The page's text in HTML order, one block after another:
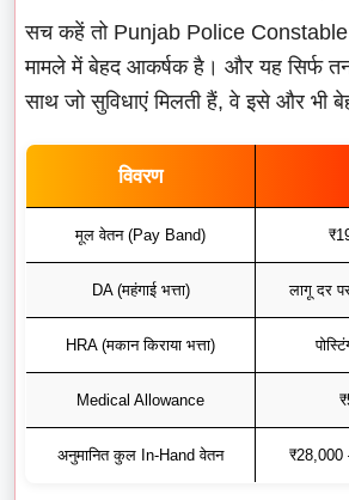
सच कहें तो Punjab Police Constable
मामले में बेहद आकर्षक है। और यह सिर्फ
साथ जो सुविधाएं मिलती हैं, वे इसे और भी
विवरण
मूल वेतन (Pay Band)
DA (महंगाई भत्ता) लागू दर
HRA (मकान किराया भत्ता)
Medical Allowance
अनुमानित कुल In-Hand वेतन ₹28,000